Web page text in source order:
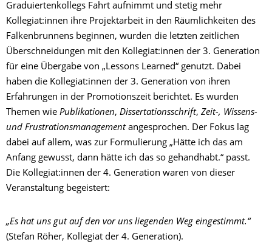
Graduiertenkollegs Fahrt aufnimmt und stetig mehr
Kollegiat:innen ihre Projektarbeit in den Räumlichkeiten des
Falkenbrunnens beginnen, wurden die letzten zeitlichen
Überschneidungen mit den Kollegiat:innen der 3. Generation
für eine Übergabe von „Lessons Learned“ genutzt. Dabei
haben die Kollegiat:innen der 3. Generation von ihren
Erfahrungen in der Promotionszeit berichtet. Es wurden
Themen wie Publikationen, Dissertationsschrift, Zeit-, Wissens-
und Frustrationsmanagementangesprochen. Der Fokus lag
dabei auf allem, was zur Formulierung „Hätte ich das am
Anfang gewusst, dann hätte ich das so gehandhabt.“ passt.
Die Kollegiat:innen der 4. Generation waren von dieser
Veranstaltung begeistert:
„Es hat uns gut auf den vor uns liegenden Weg eingestimmt.“
(Stefan Röher, Kollegiat der 4. Generation).